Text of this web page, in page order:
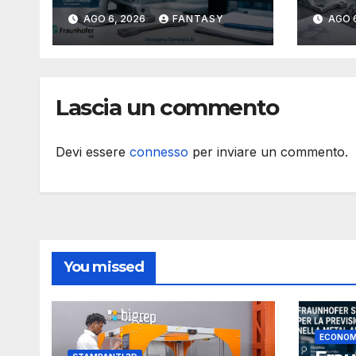
dei componenti
metallici stampati in
3D
AGO 6, 2026 FANTASY
più
AGO
Lascia un commento
Devi essere connesso per inviare un commento.
You missed